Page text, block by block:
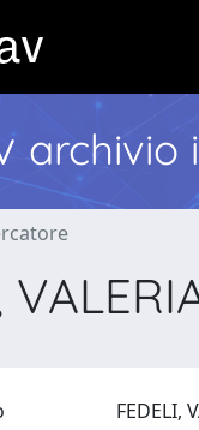
archivio
FEDELI,